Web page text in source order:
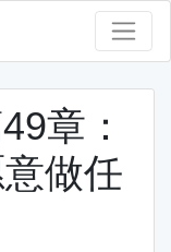
章：
意做任